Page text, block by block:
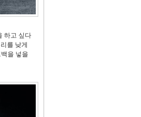
하고 싶다
를 낮게
을 넣을